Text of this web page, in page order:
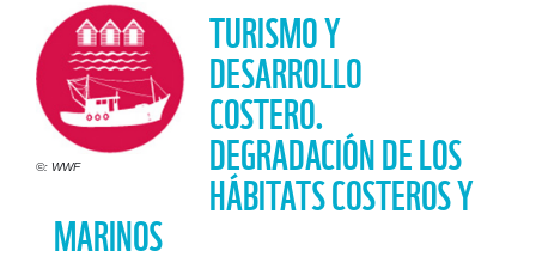
©: WWF
TURISMO Y
DESARROLLO
COSTERO.
DEGRADACIÓN DE LOS
HÁBITATS COSTEROS Y
MARINOS